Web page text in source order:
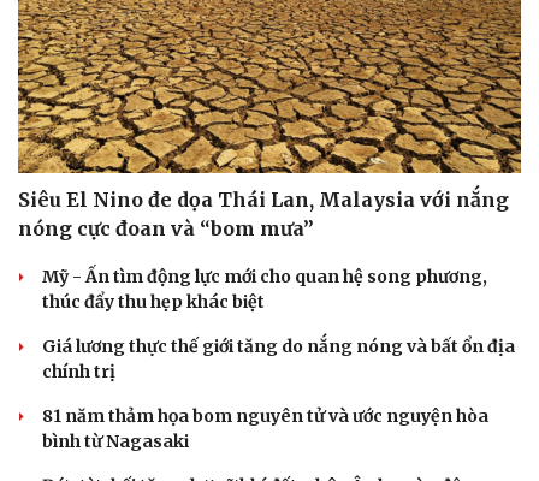
Siêu El Nino đe dọa Thái Lan, Malaysia với nắng
nóng cực đoan và “bom mưa”
Mỹ - Ấn tìm động lực mới cho quan hệ song phương,
thúc đẩy thu hẹp khác biệt
Giá lương thực thế giới tăng do nắng nóng và bất ổn địa
chính trị
81 năm thảm họa bom nguyên tử và ước nguyện hòa
bình từ Nagasaki